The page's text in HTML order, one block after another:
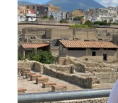
Sarah hat
heute berät
Wie es zu
kam,
warum